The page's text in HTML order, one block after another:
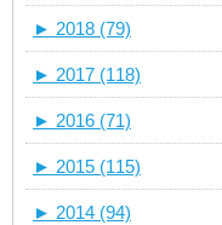
► 2018 (79)
► 2017 (118)
► 2016 (71)
► 2015 (115)
► 2014 (94)